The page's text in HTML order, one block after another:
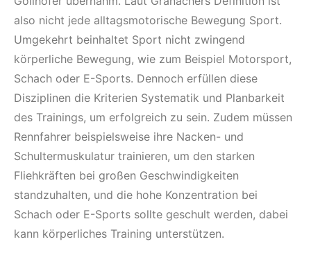
also nicht jede alltagsmotorische Bewegung Sport.
Umgekehrt beinhaltet Sport nicht zwingend
körperliche Bewegung, wie zum Beispiel Motorsport,
Schach oder E-Sports. Dennoch erfüllen diese
Disziplinen die Kriterien Systematik und Planbarkeit
des Trainings, um erfolgreich zu sein. Zudem müssen
Rennfahrer beispielsweise ihre Nacken- und
Schultermuskulatur trainieren, um den starken
Fliehkräften bei großen Geschwindigkeiten
standzuhalten, und die hohe Konzentration bei
Schach oder E-Sports sollte geschult werden, dabei
kann körperliches Training unterstützen.